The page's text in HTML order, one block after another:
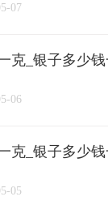
07
克_银子多少
06
克_银子多少
05